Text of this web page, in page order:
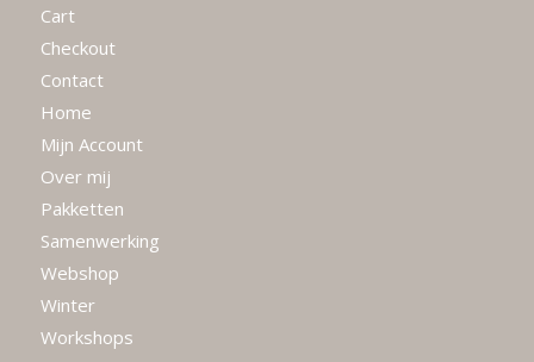
Cart
Checkout
Contact
Home
Mijn Account
Over mij
Pakketten
Samenwerking
Webshop
Winter
Workshops